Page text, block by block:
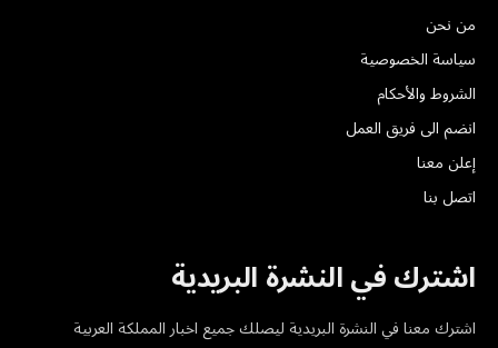
من نحن
سياسة الخصوصية
الشروط والأحكام
انضم الى فريق العمل
إعلن معنا
اتصل بنا
اشترك في النشرة البريدية
اشترك معنا في النشرة البريدية ليصلك جميع اخبار المملكة العربية